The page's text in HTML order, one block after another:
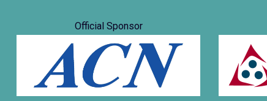
Official Sponsor